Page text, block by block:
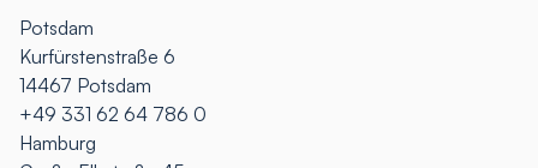
Potsdam
Kurfürstenstraße 6
14467 Potsdam
+49 331 62 64 786 0
Hamburg